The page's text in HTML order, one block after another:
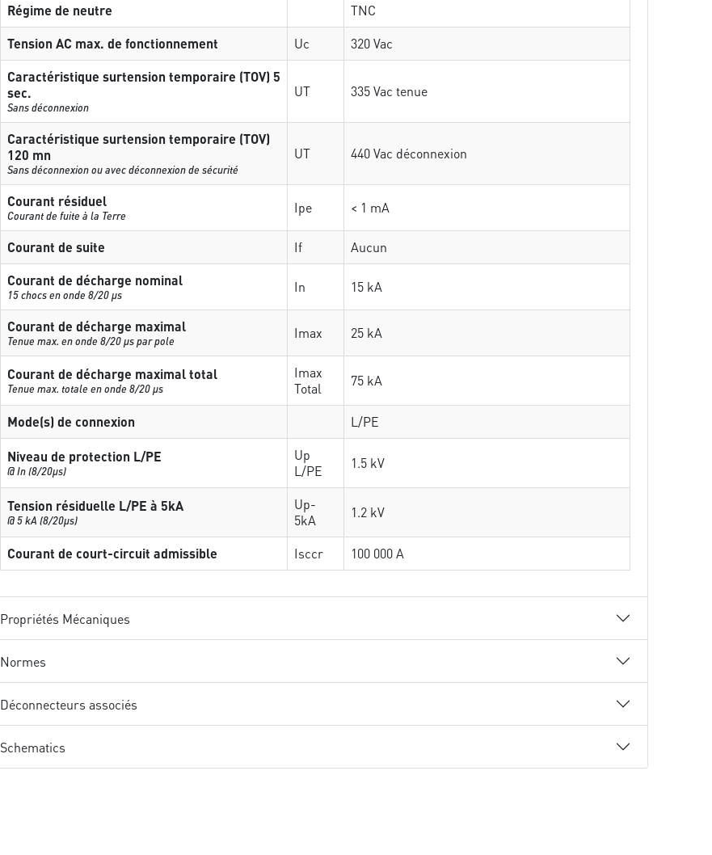
Régime de neutre
TNC
Tension AC max. de fonctionnement
Uc
320 Vac
Caractéristique surtension temporaire (TOV) 5
sec.
Sans déconnexion
UT 335 Vac tenue
Caractéristique surtension temporaire (TOV)
120 mn
Sans déconnexion ou avec déconnexion de sécurité
UT 440 Vac déconnexion
Courant résiduel
Courant de fuite à la Terre Ipe < 1 mA
Courant de suite If
Aucun
Courant de décharge nominal
15 chocs en onde 8/20 µs In 15 kA
Courant de décharge maximal
Tenue max. en onde 8/20 µs par pole Imax 25 kA
Courant de décharge maximal total
Tenue max. totale en onde 8/20 µs
Imax
Total
75 kA
Mode(s) de connexion L/PE
Niveau de protection L/PE
@ In (8/20µs)
Up
L/PE
1.5 kV
Tension résiduelle L/PE à 5kA
@ 5 kA (8/20µs)
Up-
5kA
1.2 kV
Courant de court-circuit admissible Isccr 100 000 A
Propriétés Mécaniques
Normes
Déconnecteurs associés
Schematics